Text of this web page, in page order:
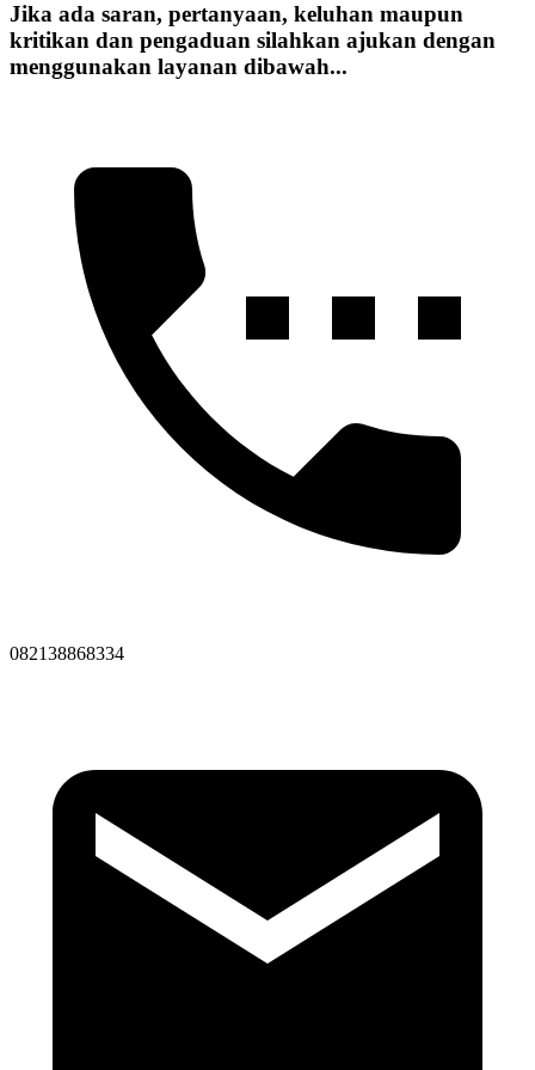
Jika ada saran, pertanyaan, keluhan maupun
kritikan dan pengaduan silahkan ajukan dengan
menggunakan layanan dibawah...
082138868334